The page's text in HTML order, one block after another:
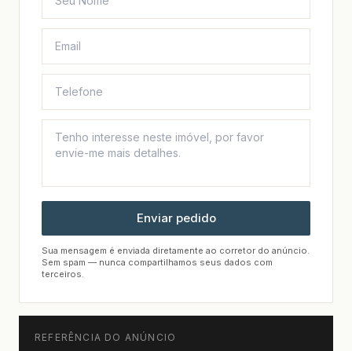
Enviar pedido
Sua mensagem é enviada diretamente ao corretor do anúncio.
Sem spam — nunca compartilhamos seus dados com
terceiros.
REFERÊNCIA DO ANÚNCIO